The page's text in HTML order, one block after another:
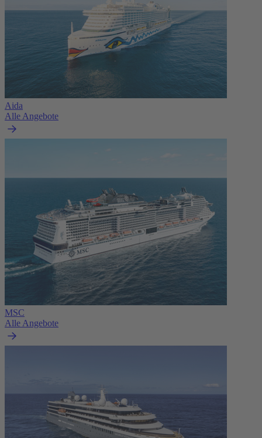
Aida
Alle Angebote
MSC
Alle Angebote